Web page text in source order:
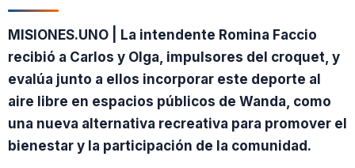
MISIONES.UNO | La intendente Romina Faccio
recibió a Carlos y Olga, impulsores del croquet, y
evalúa junto a ellos incorporar este deporte al
aire libre en espacios públicos de Wanda, como
una nueva alternativa recreativa para promover el
bienestar y la participación de la comunidad.